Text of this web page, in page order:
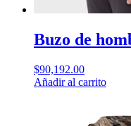
Buzo de
$90,192.00
Añadir al carrito